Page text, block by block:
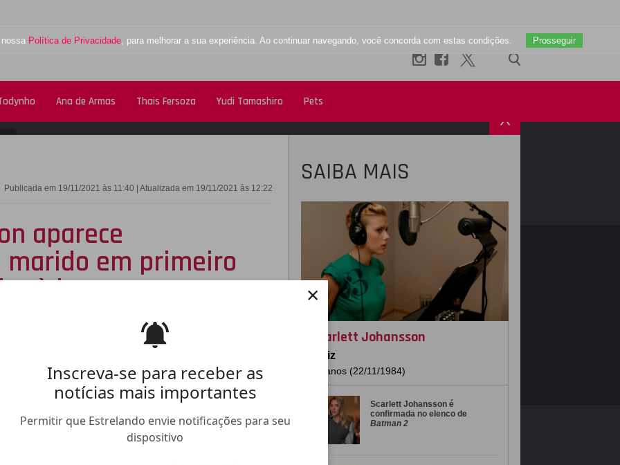
Inscreva-se para receber as
notícias mais importantes
Permitir que Estrelando envie notificações para seu
dispositivo
×
Política de Privacidade, para melhorar a sua experiência. Ao continuar navegando, você concorda com estas condições. Prosseguir
Ana de Armas Thais Fersoza Yudi Tamashiro Pets
X
Publicada em 19/11/2021 às 11:40 | Atualizada em 19/11/2021 às 12:22
aparece
marido em primeiro
à luz
Anual da Cinemateca Americana, que
SAIBA MAIS
Scarlett Johansson
Atriz
41 anos (22/11/1984)
Scarlett Johansson é
confirmada no elenco de
Batman 2
TWITTER INSTAGRAM
FALE CONOSCO ANUNCIE NO ESTRELANDO TRABALHE NO ESTRELANDO POLÍTICA DE PRIVACIDADE